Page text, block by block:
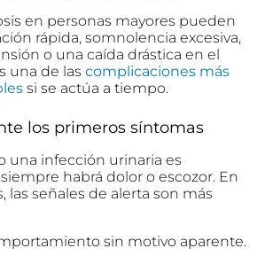
en personas mayores pueden
rápida, somnolencia excesiva,
o una caída drástica en el
una de las complicaciones más
si se actúa a tiempo.
los primeros síntomas
una infección urinaria es
habrá dolor o escozor. En
las señales de alerta son más
sin motivo aparente.